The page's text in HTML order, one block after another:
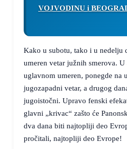
VOJVODINU i
Kako u subotu, tako i u nedelju
umeren vetar južnih smerova.
uglavnom umeren, ponegde na
jugozapadni vetar, a drugog
jugoistočni. Upravo fenski
glavni „krivac“ zašto će
dva dana biti najtopliji deo
pročitali, najtopliji deo Evrope!